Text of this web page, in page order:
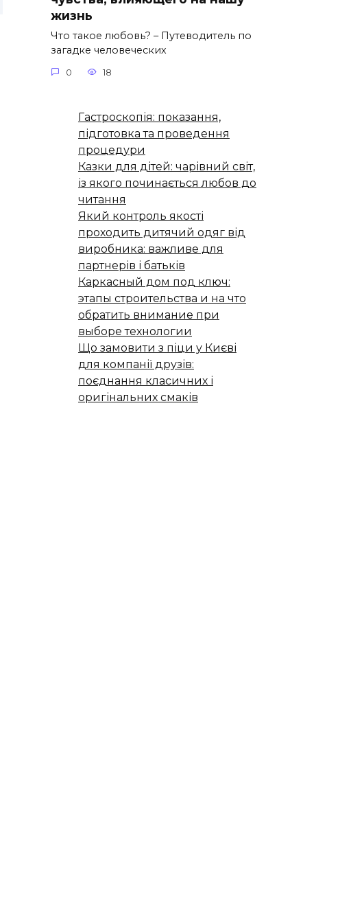
жизнь
Что такое любовь? – Путеводитель по
загадке человеческих
0 18
Гастроскопія: показання,
підготовка та проведення
процедури
Казки для дітей: чарівний світ,
із якого починається любов до
читання
Який контроль якості
проходить дитячий одяг від
виробника: важливе для
партнерів і батьків
Каркасный дом под ключ:
этапы строительства и на что
обратить внимание при
выборе технологии
Що замовити з піци у Києві
для компанії друзів:
поєднання класичних і
оригінальних смаків